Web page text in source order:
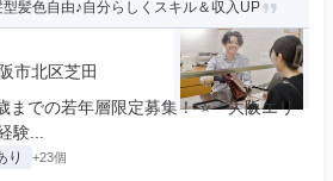
型髪色自由♪自分らしくスキル＆収入UP
市北区芝田
までの若年層限定募集！ ⭐「大阪エリ
験...
り +23個